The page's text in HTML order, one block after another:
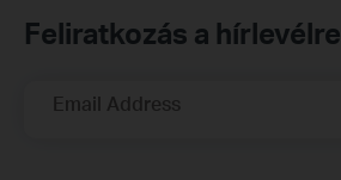
Feliratkozás a hírlevélre
Email Address